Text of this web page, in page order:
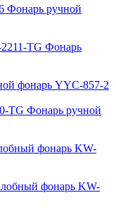
Фонарь ручной
Фонарь
фонарь YYC-857-2
Фонарь ручной
фонарь KW-
фонарь KW-